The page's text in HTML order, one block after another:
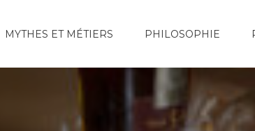
MYTHES ET MÉTIERS PHILOSOPHIE